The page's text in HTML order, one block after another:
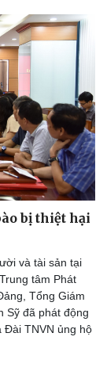
bị thiệt hại
và tài sản tại
tâm Phát
Tổng Giám
Sỹ đã phát động
Đài TNVN ủng hộ